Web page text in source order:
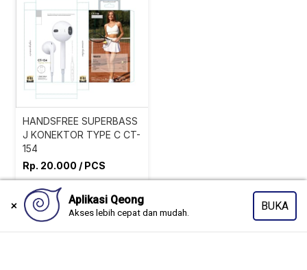
HANDSFREE SUPERBASS
J KONEKTOR TYPE C CT-
154
Rp. 20.000 / PCS
0 (belum ada ulasan)
DKI JAKARTA